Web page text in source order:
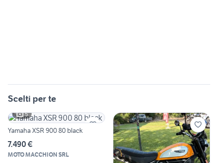
Scelti per te
5
Yamaha XSR 900 80 black
7.490 €
MOTO MACCHION SRL